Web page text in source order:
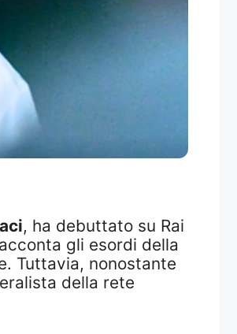
, ha debuttato su Rai
gli esordi della
Tuttavia, nonostante
della rete